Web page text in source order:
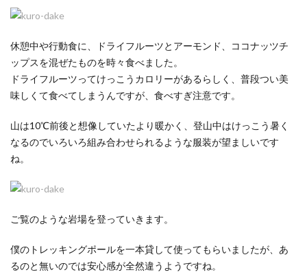
休憩中や行動食に、ドライフルーツとアーモンド、ココナッツチ
ップスを混ぜたものを時々食べました。
ドライフルーツってけっこうカロリーがあるらしく、普段つい美
味しくて食べてしまうんですが、食べすぎ注意です。
山は10℃前後と想像していたより暖かく、登山中はけっこう暑く
なるのでいろいろ組み合わせられるような服装が望ましいです
ね。
ご覧のような岩場を登っていきます。
僕のトレッキングポールを一本貸して使ってもらいましたが、あ
るのと無いのでは安心感が全然違うようですね。